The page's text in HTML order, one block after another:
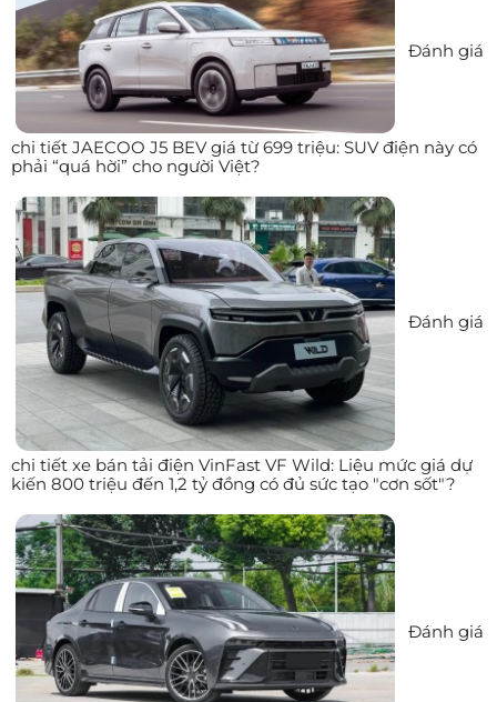
Đánh giá
chi tiết JAECOO J5 BEV giá từ 699 triệu: SUV điện này có
phải “quá hời” cho người Việt?
Đánh giá
chi tiết xe bán tải điện VinFast VF Wild: Liệu mức giá dự
kiến 800 triệu đến 1,2 tỷ đồng có đủ sức tạo "cơn sốt"?
Đánh giá